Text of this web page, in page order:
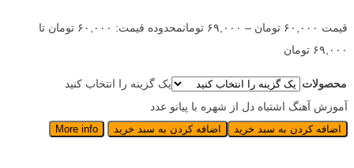
قیمت ۶۰,۰۰۰ تومان – ۶۹,۰۰۰ تومان
محدوده قیمت: ۶۰,۰۰۰ تومان تا
۶۹,۰۰۰ تومان
محصولات
یک گزینه را انتخاب کنید
آموزش آهنگ اشتباه دل از شهره با پیانو عدد
اضافه کردن به سبد خرید اضافه کردن به سبد خرید More info